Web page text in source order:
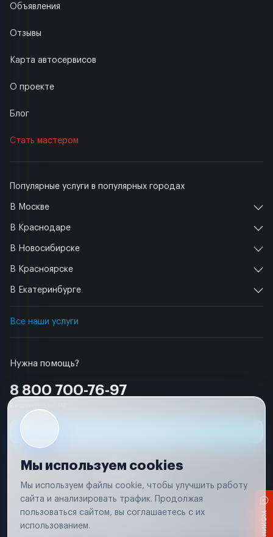
Нужна помощь?
8 800 700-76-97
Популярные услуги в популярных городах
В Москве
В Краснодаре
В Новосибирске
В Красноярске
В Екатеринбурге
Все наши услуги
Объявления
Отзывы
Карта автосервисов
О проекте
Блог
Стать мастером
Условия использования
Вся информация, представленная на сайте, носит исключительно
соответствии с положениями статьи 437 (п. 2) Гражданского кодекса
Мы используем cookies
Мы используем файлы cookie, чтобы улучшить работу
сайта и анализировать трафик. Продолжая
пользоваться сайтом, вы соглашаетесь с их
использованием.